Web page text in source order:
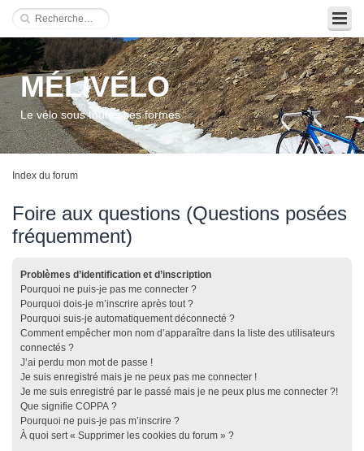
MÉLIVÉLO
Le vélo sous toutes ses formes
Index du forum
Foire aux questions (Questions posées
fréquemment)
Problèmes d’identification et d’inscription
Pourquoi ne puis-je pas me connecter ?
Pourquoi dois-je m’inscrire après tout ?
Pourquoi suis-je automatiquement déconnecté ?
Comment empêcher mon nom d’apparaître dans la liste des utilisateurs
connectés ?
J’ai perdu mon mot de passe !
Je suis enregistré mais je ne peux pas me connecter !
Je me suis enregistré par le passé mais je ne peux plus me connecter ?!
Que signifie COPPA ?
Pourquoi ne puis-je pas m’inscrire ?
À quoi sert « Supprimer les cookies du forum » ?